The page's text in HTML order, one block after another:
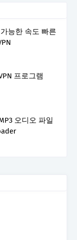
능한 속도 빠른
프로그램
오디오 파일